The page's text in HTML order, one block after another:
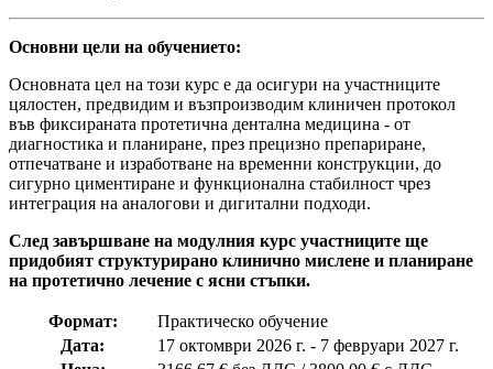
Основни цели на обучението:
Основната цел на този курс е да осигури на участниците
цялостен, предвидим и възпроизводим клиничен протокол
във фиксираната протетична дентална медицина - от
диагностика и планиране, през прецизно препариране,
отпечатване и изработване на временни конструкции, до
сигурно циментиране и функционална стабилност чрез
интеграция на аналогови и дигитални подходи.
След завършване на модулния курс участниците ще
придобият структурирано клинично мислене и планиране
на протетично лечение с ясни стъпки.
Формат:
Практическо обучение
Дата:
17 октомври 2026 г. - 7 февруари 2027 г.